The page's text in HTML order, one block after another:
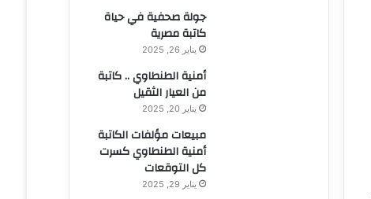
جولة صحفية في حياة
كاتبة مصرية
يناير 26, 2025
أمنية الطنطاوي .. كاتبة
من العيار الثقيل
يناير 20, 2025
مبيعات مؤلفات الكاتبة
أمنية الطنطاوي كسرت
كل التوقعات
يناير 29, 2025